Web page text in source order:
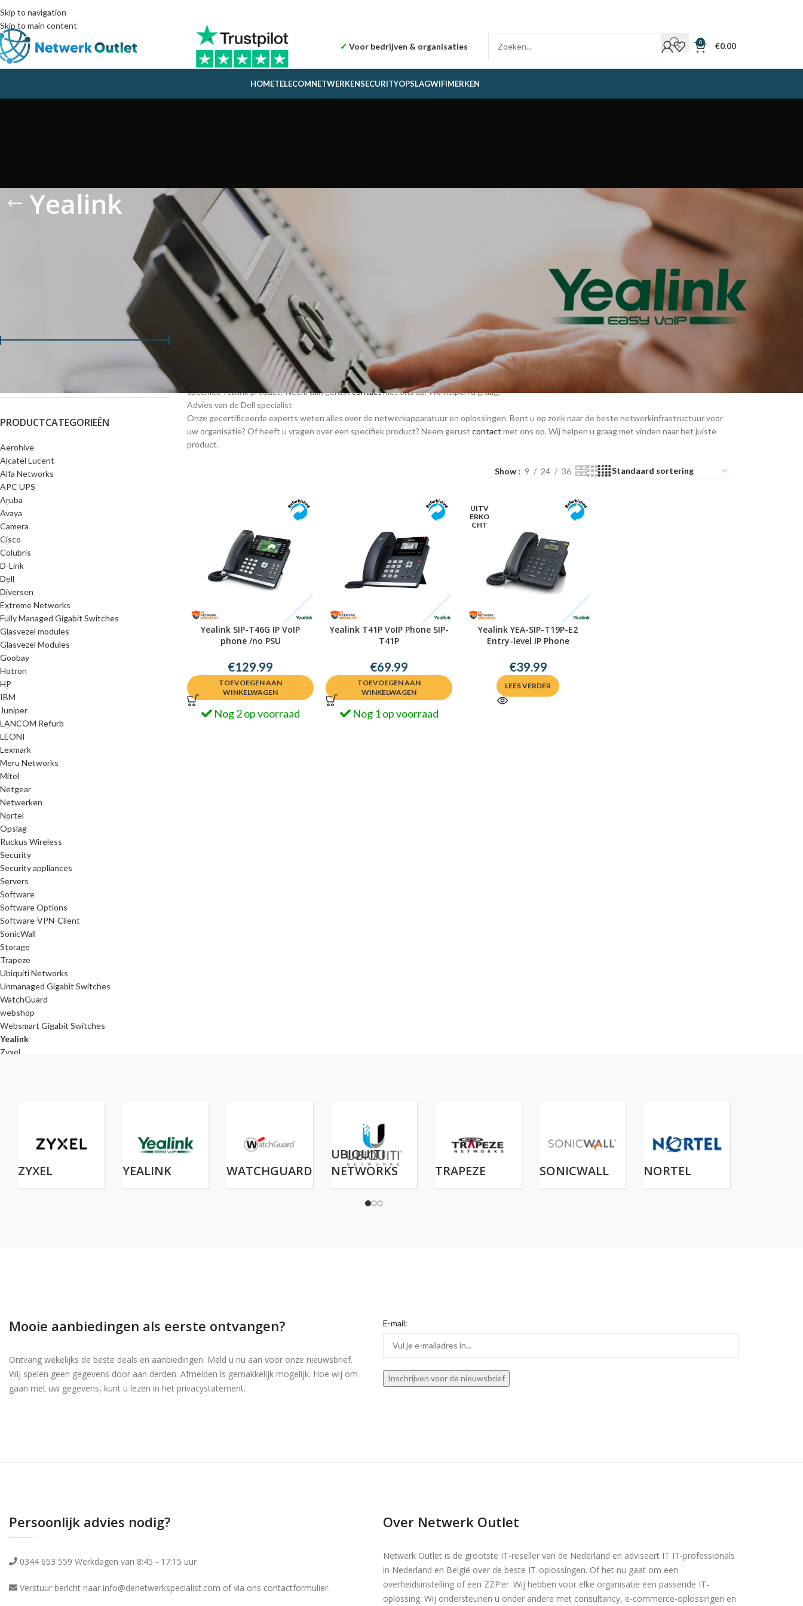
Skip to navigation
Skip to main content
✓ Voor bedrijven & organisaties 0 €0.00
HOMETELECOMNETWERKENSECURITYOPSLAGWIFIMERKEN
Yealink
FILTER
PRODUCTCATEGORIEËN
Aerohive
Alcatel Lucent
Alfa Networks
APC UPS
Aruba
Avaya
Camera
Cisco
Colubris
D-Link
Dell
Diversen
Extreme Networks
Fully Managed Gigabit Switches
Glasvezel modules
Glasvezel Modules
Goobay
Hotron
HP
IBM
Juniper
LANCOM Refurb
LEONI
Lexmark
Meru Networks
Mitel
Netgear
Netwerken
Nortel
Opslag
Ruckus Wireless
Security
Security appliances
Servers
Software
Software Options
Software-VPN-Client
SonicWall
Storage
Trapeze
Ubiquiti Networks
Unmanaged Gigabit Switches
WatchGuard
webshop
Websmart Gigabit Switches
Yealink
Zyxel
YeaLink VoIP telefoons werken op basis van SIP en werken met alle IP PBX systemen van 3CX, Broadsoft, Asterisk en meer. Ook zijn de VoIP
telefoons perfect voor hosted VoIP oplossingen.
Wij verkopen de Nederlandse versies van YeaLink met Nederlandse taal ondersteuningen en geschikt voor Nederlandse VoIP providers.
U vindt in onze webshop niet alleen de nieuwste producten, maar ook refurbished en renew producten. Heeft u advies nodig of vragen over een
specifiek Yealink product? Neem dan gerustcontactmet ons op. We helpen u graag.
Advies van de Dell specialist
Onze gecertificeerde experts weten alles over de netwerkapparatuur en oplossingen. Bent u op zoek naar de beste netwerkinfrastructuur voor
uw organisatie? Of heeft u vragen over een specifiek product? Neem gerust contact met ons op. Wij helpen u graag met vinden naar het juiste
product.
Show 9 24 36
Yealink SIP-T46G IP VoIP
phone /no PSU
€129.99
TOEVOEGEN AAN
WINKELWAGEN
Nog 2 op voorraad
Yealink T41P VoIP Phone SIP-
T41P
€69.99
TOEVOEGEN AAN
WINKELWAGEN
Nog 1 op voorraad
UITV
ERKO
CHT
Yealink YEA-SIP-T19P-E2
Entry-level IP Phone
€39.99
LEES VERDER
ZYXEL YEALINK WATCHGUARD
UBIQUITI
NETWORKS
TRAPEZE SONICWALL NORTEL
Mooie aanbiedingen als eerste ontvangen?
Ontvang wekelijks de beste deals en aanbiedingen. Meld u nu aan voor onze nieuwsbrief.
Wij spelen geen gegevens door aan derden. Afmelden is gemakkelijk mogelijk. Hoe wij om
gaan met uw gegevens, kunt u lezen in het privacystatement.
E-mail:
Persoonlijk advies nodig?
0344 653 559 Werkdagen van 8:45 - 17:15 uur
Verstuur bericht naar info@denetwerkspecialist.com of via ons contactformulier.
Over Netwerk Outlet
Netwerk Outlet is de grootste IT-reseller van de Nederland en adviseert IT IT-professionals
in Nederland en België over de beste IT-oplossingen. Of het nu gaat om een
overheidsinstelling of een ZZP’er. Wij hebben voor elke organisatie een passende IT-
oplossing. Wij ondersteunen u onder andere met consultancy, e-commerce-oplossingen en